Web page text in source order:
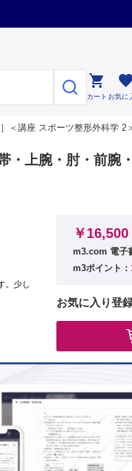

カート

お気に
＜講座 スポーツ整形外科学 2
・上腕・肘・前腕
。少し
￥16,500
m3.com 電子
m3ポイント：
お気に入り登